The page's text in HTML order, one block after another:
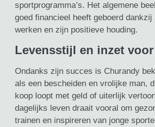
sportprogramma’s. Het algemene
goed financieel heeft geboerd dankzij
werken en zijn positieve houding.
Levensstijl en inzet
Ondanks zijn succes is Churandy
als een bescheiden en vrolijke man,
koop loopt met geld of uiterlijk
dagelijks leven draait vooral om
trainen en inspireren van jonge